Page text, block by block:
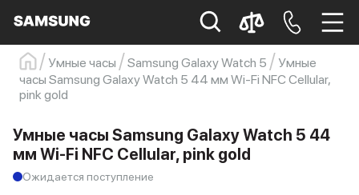
Samsung Смартфон s23
s23 ultra
Умные часы Samsung Galaxy Watch 5
Умные
часы Samsung Galaxy Watch 5 44 мм Wi-Fi NFC Cellular,
pink gold
Умные часы Samsung Galaxy Watch 5 44
мм Wi-Fi NFC Cellular, pink gold
Ожидается поступление